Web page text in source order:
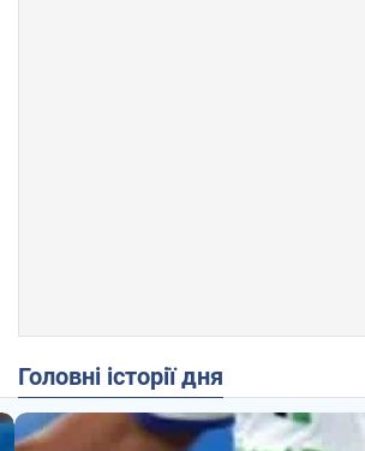
Головні історії дня